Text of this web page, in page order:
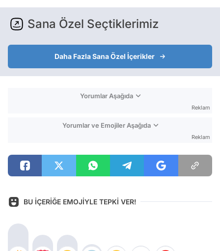
Sana Özel Seçtiklerimiz
Daha Fazla Sana Özel İçerikler
Yorumlar Aşağıda
Reklam
Yorumlar ve Emojiler Aşağıda
Reklam
BU İÇERİĞE EMOJİYLE TEPKİ VER!